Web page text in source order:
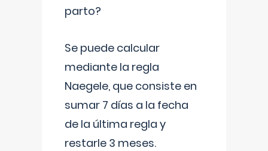
parto?
Se puede calcular
mediante la regla
Naegele, que consiste en
sumar 7 días a la fecha
de la última regla y
restarle 3 meses.